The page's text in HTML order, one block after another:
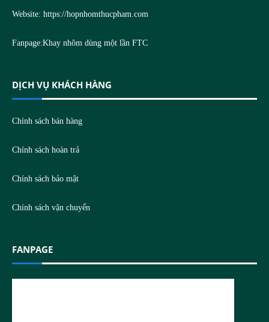
Website: https://hopnhomthucpham.com
Fanpage:Khay nhôm dùng một lần FTC
DỊCH VỤ KHÁCH HÀNG
Chính sách bán hàng
Chính sách hoàn trả
Chính sách bảo mật
Chính sách vận chuyển
FANPAGE